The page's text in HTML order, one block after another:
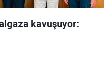
kavuşuyor: